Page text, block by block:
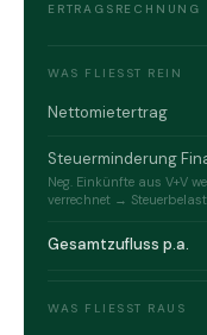
ERTRAGSRECHNUNG
WAS FLIESST REIN
Nettomietertrag
Steuerminderung
Neg. Einkünfte aus V+V
verrechnet →
Gesamtzufluss p.a.
WAS FLIESST RAUS